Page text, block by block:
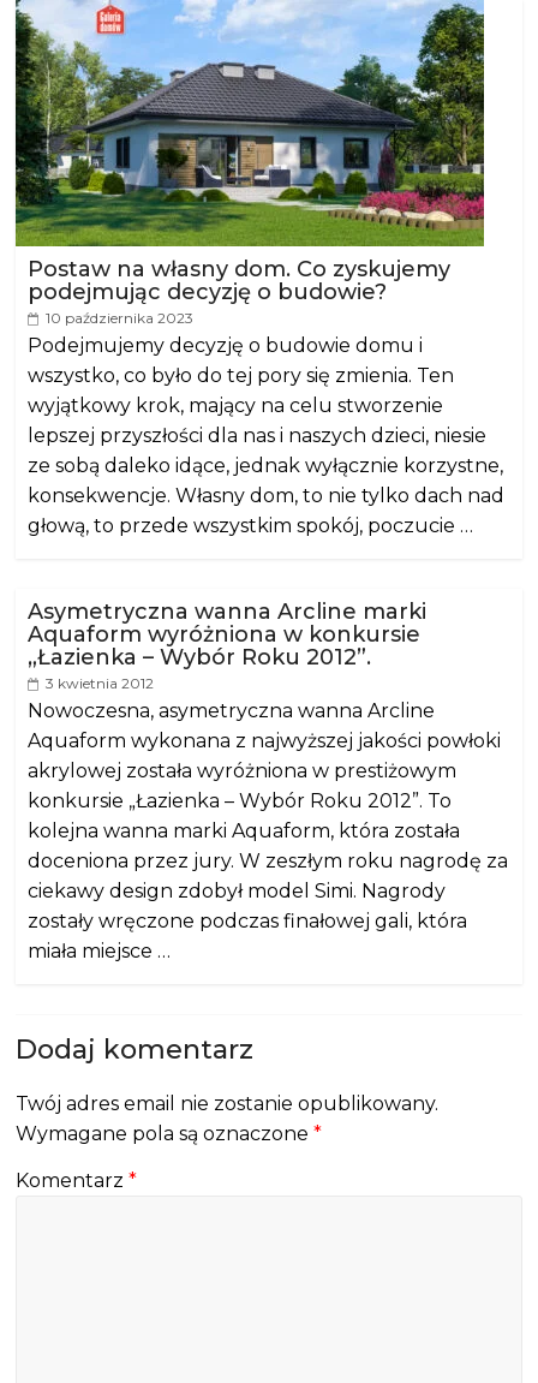
Postaw na własny dom. Co zyskujemy
podejmując decyzję o budowie?
10 października 2023
Podejmujemy decyzję o budowie domu i
wszystko, co było do tej pory się zmienia. Ten
wyjątkowy krok, mający na celu stworzenie
lepszej przyszłości dla nas i naszych dzieci, niesie
ze sobą daleko idące, jednak wyłącznie korzystne,
konsekwencje. Własny dom, to nie tylko dach nad
głową, to przede wszystkim spokój, poczucie …
Asymetryczna wanna Arcline marki
Aquaform wyróżniona w konkursie
„Łazienka – Wybór Roku 2012”.
3 kwietnia 2012
Nowoczesna, asymetryczna wanna Arcline
Aquaform wykonana z najwyższej jakości powłoki
akrylowej została wyróżniona w prestiżowym
konkursie „Łazienka – Wybór Roku 2012”. To
kolejna wanna marki Aquaform, która została
doceniona przez jury. W zeszłym roku nagrodę za
ciekawy design zdobył model Simi. Nagrody
zostały wręczone podczas finałowej gali, która
miała miejsce …
Dodaj komentarz
Twój adres email nie zostanie opublikowany.
Wymagane pola są oznaczone*
Komentarz*